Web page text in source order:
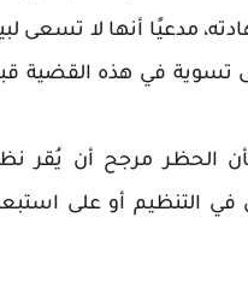
مدعيًا أنها لا تسعى
تسوية في هذه القضية
الحظر مرجح أن يُقر
التنظيم أو على